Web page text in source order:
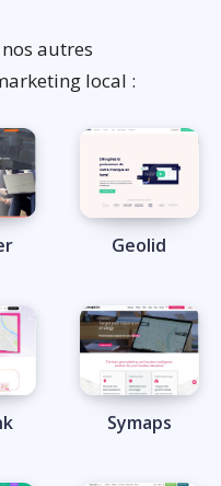
autres
local :
Geolid
Symaps